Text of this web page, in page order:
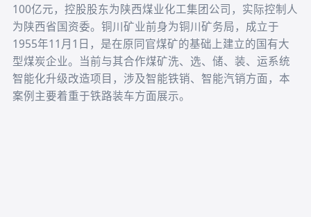
100亿元，控股股东为陕西煤业化工集团公司，实际控制人
为陕西省国资委。 铜川矿业前身为铜川矿务局，成立于
1955年11月1日，是在原同官煤矿的基础上建立的国有大
型煤炭企业。当前与其合作煤矿洗、选、储、装、运系统
智能化升级改造项目，涉及智能铁销、智能汽销方面，本
案例主要着重于铁路装车方面展示。